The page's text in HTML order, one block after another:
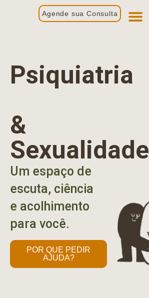
Agende sua Consulta
Psiquiatria
&
Sexualidade
Um espaço de
escuta, ciência
e acolhimento
para você.
POR QUE PEDIR
AJUDA?